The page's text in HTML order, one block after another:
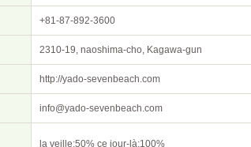
+81-87-892-3600
2310-19, naoshima-cho, Kagawa-gun
http://yado-sevenbeach.com
info@yado-sevenbeach.com
la veille:50% ce jour-là:100%